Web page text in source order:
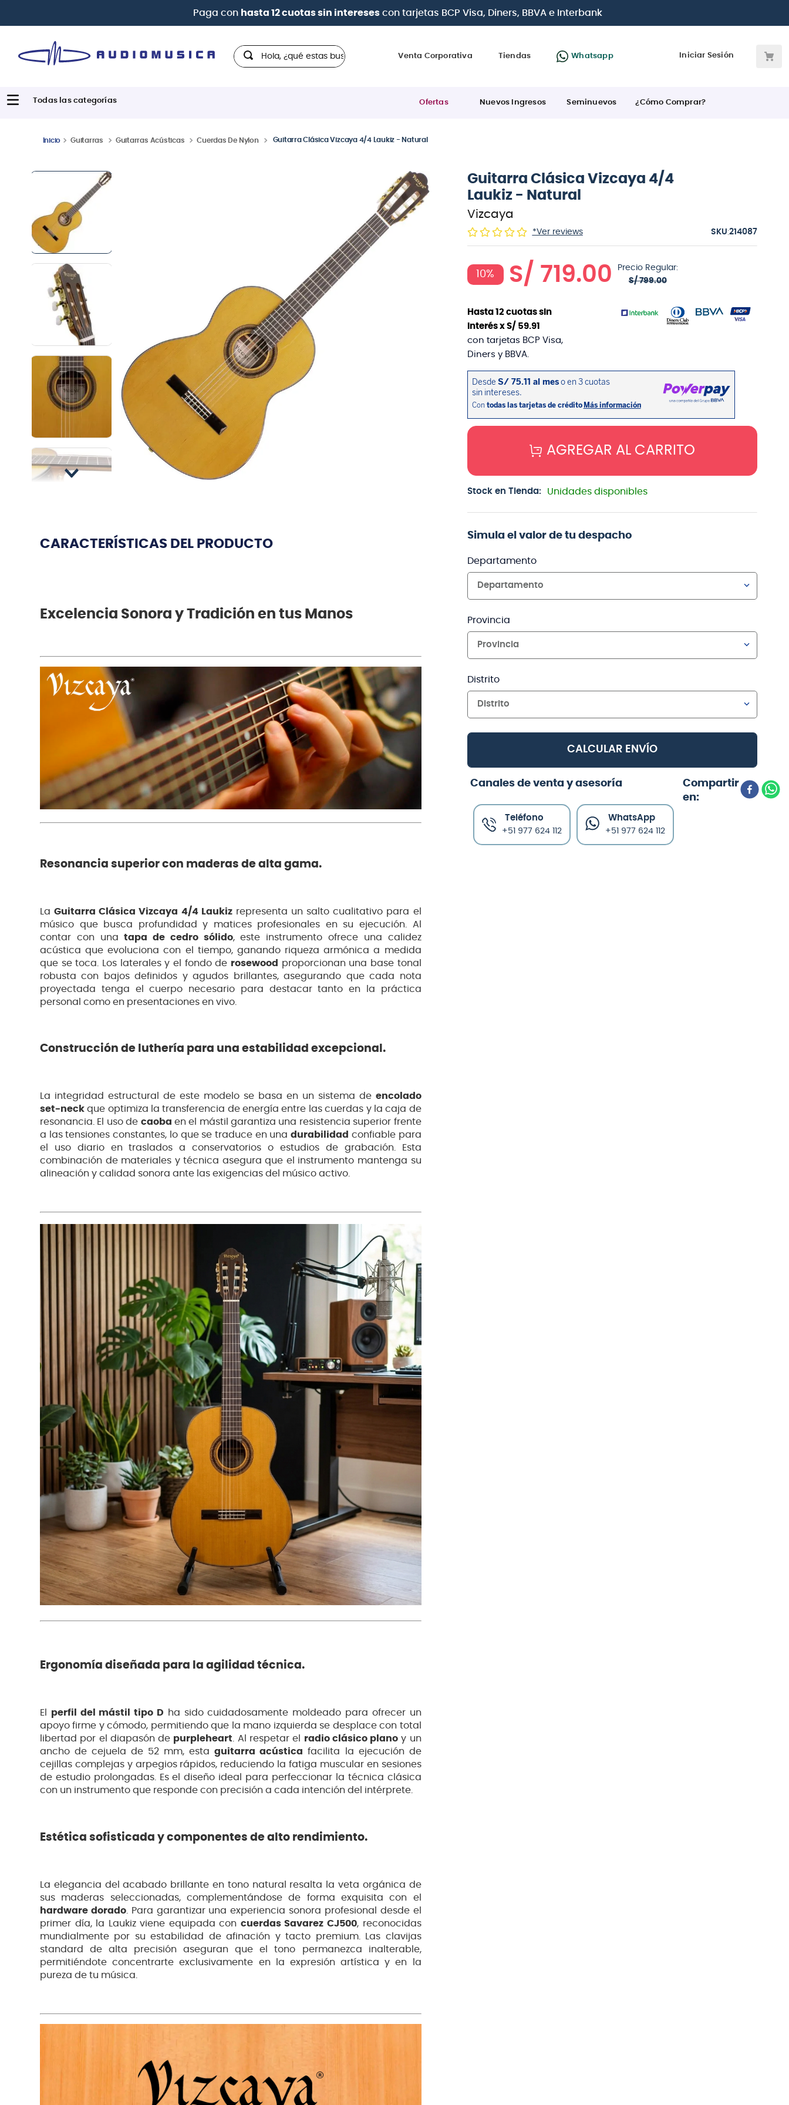
| Paga en cuotasdesde 0% de interéscon todas las tarjetas de crédito
Hola, ¿qué estas buscando?
Venta Corporativa Tiendas Whatsapp Iniciar Sesión
Ofertas Nuevos Ingresos Seminuevos ¿Cómo Comprar?
Guitarras Guitarras Acústicas Cuerdas De Nylon Guitarra Clásica Vizcaya 4/4 Laukiz - Natural
CARACTERÍSTICAS DEL PRODUCTO
Excelencia Sonora y Tradición en tus Manos
Resonancia superior con maderas de alta gama.
LaGuitarra Clásica Vizcaya 4/4 Laukizrepresenta un salto cualitativo para el
músico que busca profundidad y matices profesionales en su ejecución. Al
contar con unatapa de cedro sólido, este instrumento ofrece una calidez
acústica que evoluciona con el tiempo, ganando riqueza armónica a medida
que se toca. Los laterales y el fondo de rosewood
proporcionan una base tonal
robusta con bajos definidos y agudos brillantes, asegurando que cada nota
proyectada tenga el cuerpo necesario para destacar tanto en la práctica
personal como en presentaciones en vivo.
Construcción de luthería para una estabilidad excepcional.
La integridad estructural de este modelo se basa en un sistema de encolado
set-neck que optimiza la transferencia de energía entre las cuerdas y la caja de
resonancia. El uso de caoba en el mástil garantiza una resistencia superior frente
a las tensiones constantes, lo que se traduce en unadurabilidad confiable para
el uso diario en traslados a conservatorios o estudios de grabación. Esta
combinación de materiales y técnica asegura que el instrumento mantenga su
alineación y calidad sonora ante las exigencias del músico activo.
Ergonomía diseñada para la agilidad técnica.
El perfil del mástil tipo D ha sido cuidadosamente moldeado para ofrecer un
apoyo firme y cómodo, permitiendo que la mano izquierda se desplace con total
libertad por el diapasón de purpleheart . Al respetar el radio clásico plano y un
ancho de cejuela de 52 mm, estaguitarra acústica facilita la ejecución de
cejillas complejas y arpegios rápidos, reduciendo la fatiga muscular en sesiones
de estudio prolongadas. Es el diseño ideal para perfeccionar la técnica clásica
con un instrumento que responde con precisión a cada intención del intérprete.
Estética sofisticada y componentes de alto rendimiento.
La elegancia del acabado brillante en tono natural resalta la veta orgánica de
sus maderas seleccionadas, complementándose de forma exquisita con el
hardware dorado. Para garantizar una experiencia sonora profesional desde el
primer día, la Laukiz viene equipada con cuerdas Savarez CJ500, reconocidas
mundialmente por su estabilidad de afinación y tacto premium. Las clavijas
standard de alta precisión aseguran que el tono permanezca inalterable,
permitiéndote concentrarte exclusivamente en la expresión artística y en la
pureza de tu música.
Guitarra Clásica Vizcaya 4/4
Laukiz - Natural
Vizcaya
*Ver reviews :214087
10% S/ 719.00
Precio Regular:
S/ 799.00
Hasta 12cuotas sin
interés x S/ 59.91
con tarjetas BCP Visa,
Diners y BBVA.
AGREGAR AL CARRITO
Stock en Tienda: Unidades disponibles
Simula el valor de tu despacho
Departamento
Departamento
Provincia
Provincia
Distrito
Distrito
CALCULAR ENVÍO
Canales de venta y asesoría
Teléfono
+51 977 624 112
WhatsApp
+51 977 624 112